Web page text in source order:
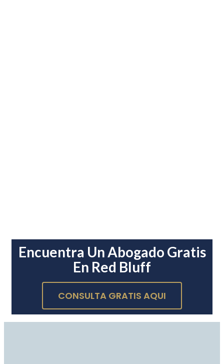
Encuentra Un Abogado Gratis
En Red Bluff
CONSULTA GRATIS AQUI